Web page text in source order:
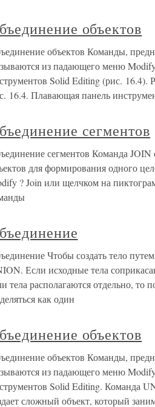
объектов
объектов Команды,
из падающего меню
Solid Editing (рис.
16.4. Плавающая панель
сегментов
сегментов Команда JOIN
для формирования одного
? Join или щелчком на
Чтобы создать тело
Если исходные тела
тела располагаются отдельно,
как один
объектов
объектов Команды,
из падающего меню
Solid Editing. Команда
сложный объект, который